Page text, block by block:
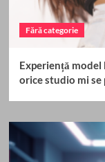
Fără categorie
Experiență model
orice studio mi se